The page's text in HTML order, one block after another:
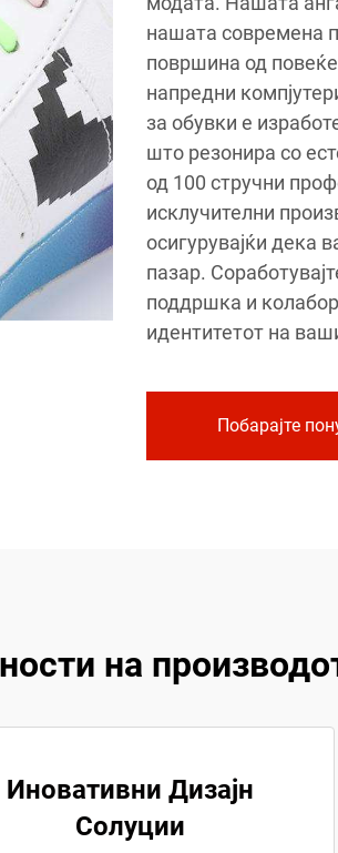
нашата современа
површина од
напредни
за обувки е
што резонира со
од 100 стручни
исклучителни
осигурувајќи дека
пазар.
поддршка и
идентитетот на
Побарајте
на
Иновативни Дизајн
Солуции